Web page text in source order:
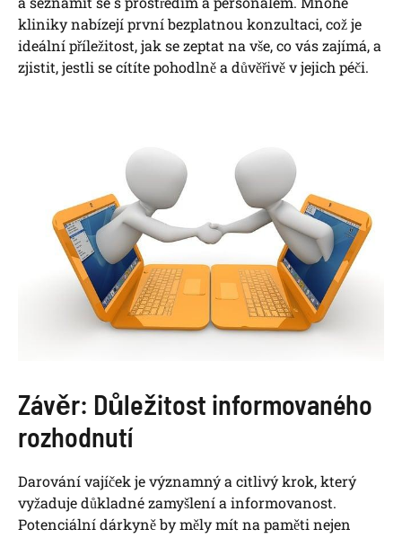
kliniky nabízejí⁣ první ‌bezplatnou konzultaci, což je
ideální⁤ příležitost,​ jak se zeptat na vše, co ⁤vás zajímá, a
zjistit, jestli se cítíte pohodlně a⁣ důvěřivě v jejich péči.
Závěr: ⁢Důležitost informovaného
rozhodnutí
Darování vajíček je významný a⁤ citlivý krok,​ který⁤
vyžaduje důkladné​ zamyšlení a⁤ informovanost.
Potenciální dárkyně by měly mít na paměti nejen